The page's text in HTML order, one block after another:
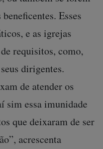
Esses
e as igrejas
requisitos, como,
dirigentes.
de atender os
sim essa imunidade
que deixaram de ser
acrescenta